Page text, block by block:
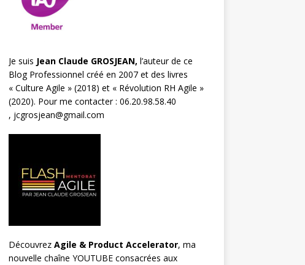
Je suis Jean Claude GROSJEAN, l’auteur de ce
Blog Professionnel créé en 2007 et des livres
« Culture Agile » (2018) et « Révolution RH Agile »
(2020). Pour me contacter : 06.20.98.58.40
, jcgrosjean@gmail.com
Découvrez Agile & Product Accelerator, ma
nouvelle chaîne YOUTUBE consacrées aux